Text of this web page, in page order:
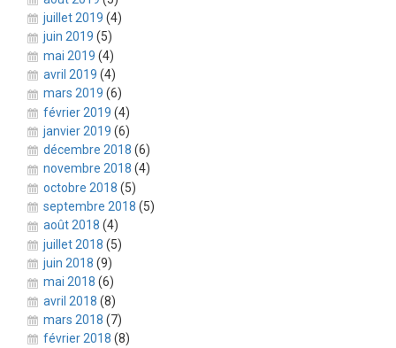
juillet 2019 (4)
juin 2019 (5)
mai 2019 (4)
avril 2019 (4)
mars 2019 (6)
février 2019 (4)
janvier 2019 (6)
décembre 2018 (6)
novembre 2018 (4)
octobre 2018 (5)
septembre 2018 (5)
août 2018 (4)
juillet 2018 (5)
juin 2018 (9)
mai 2018 (6)
avril 2018 (8)
mars 2018 (7)
février 2018 (8)